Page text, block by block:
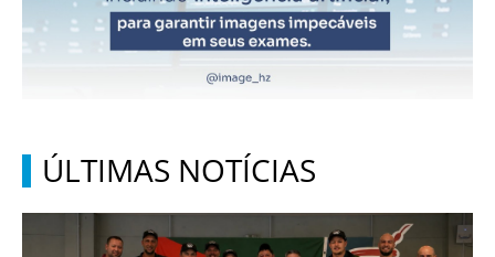
ÚLTIMAS NOTÍCIAS